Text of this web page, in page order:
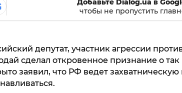
Добавьте Dialog.ua в
чтобы не пропустить
депутат, участник агрессии
сделал откровенное признание о
заявил, что РФ ведет